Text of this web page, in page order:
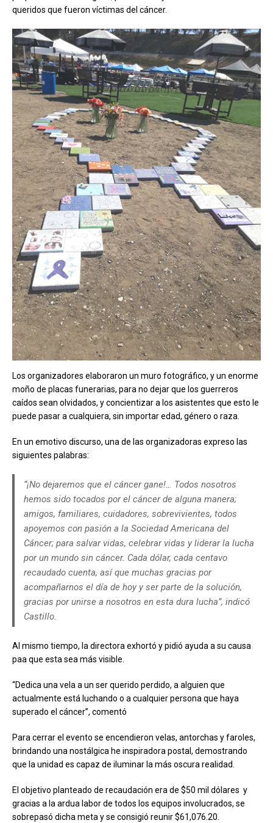
queridos que fueron víctimas del cáncer.
Los organizadores elaboraron un muro fotográfico, y un enorme
moño de placas funerarias, para no dejar que los guerreros
caídos sean olvidados, y concientizar a los asistentes que esto le
puede pasar a cualquiera, sin importar edad, género o raza.
En un emotivo discurso, una de las organizadoras expreso las
siguientes palabras:
“¡No dejaremos que el cáncer gane!… Todos nosotros
hemos sido tocados por el cáncer de alguna manera;
amigos, familiares, cuidadores, sobrevivientes, todos
apoyemos con pasión a la Sociedad Americana del
Cáncer; para salvar vidas, celebrar vidas y liderar la lucha
por un mundo sin cáncer. Cada dólar, cada centavo
recaudado cuenta, así que muchas gracias por
acompañarnos el día de hoy y ser parte de la solución,
gracias por unirse a nosotros en esta dura lucha”, indicó
Castillo.
Al mismo tiempo, la directora exhortó y pidió ayuda a su causa
paa que esta sea más visible.
“Dedica una vela a un ser querido perdido, a alguien que
actualmente está luchando o a cualquier persona que haya
superado el cáncer”, comentó
Para cerrar el evento se encendieron velas, antorchas y faroles,
brindando una nostálgica he inspiradora postal, demostrando
que la unidad es capaz de iluminar la más oscura realidad.
El objetivo planteado de recaudación era de $50 mil dólares y
gracias a la ardua labor de todos los equipos involucrados, se
sobrepasó dicha meta y se consigió reunir $61,076.20.